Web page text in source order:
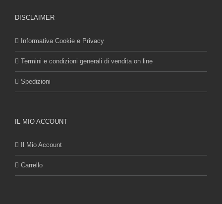
DISCLAIMER
Informativa Cookie e Privacy
Termini e condizioni generali di vendita on line
Spedizioni
IL MIO ACCOUNT
Il Mio Account
Carrello